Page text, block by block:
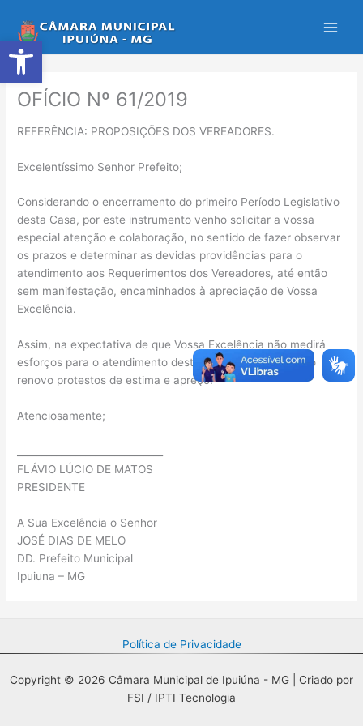
Abrir a barra de ferramentas
para
o
conteúdo
OFÍCIO Nº 61/2019
REFERÊNCIA: PROPOSIÇÕES DOS VEREADORES.
Excelentíssimo Senhor Prefeito;
Considerando o encerramento do primeiro Período Legislativo
desta Casa, por este instrumento venho solicitar a vossa
especial atenção e colaboração, no sentido de fazer observar
os prazos e determinar as devidas providências para o
atendimento aos Requerimentos dos Vereadores, até então
sem manifestação, encaminhados à apreciação de Vossa
Excelência.
Assim, na expectativa de que Vossa Excelência não medirá
esforços para o atendimento desta solicitação, no ensejo
renovo protestos de estima e apreço.
Atenciosamente;
FLÁVIO LÚCIO DE MATOS
PRESIDENTE
A Sua Excelência o Senhor
JOSÉ DIAS DE MELO
DD. Prefeito Municipal
Ipuiuna – MG
Política de Privacidade
Copyright © 2026 Câmara Municipal de Ipuiúna - MG | Criado por
FSI / IPTI Tecnologia